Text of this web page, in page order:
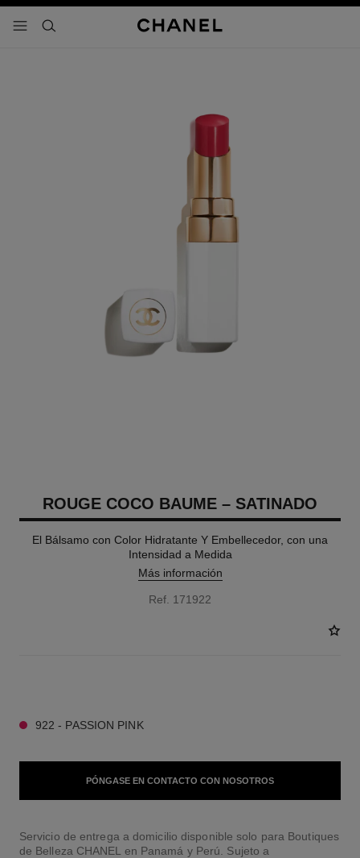
- navegación principal
buscar
ROUGE COCO BAUME – SATINADO
El Bálsamo con Color Hidratante Y Embellecedor, con una
Intensidad a Medida
Más información
Ref. 171922
922 - PASSION PINK
PÓNGASE EN CONTACTO CON NOSOTROS
Servicio de entrega a domicilio disponible solo para Boutiques
de Belleza CHANEL en Panamá y Perú. Sujeto a